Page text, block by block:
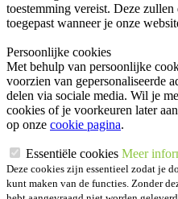
toestemming vereist. Deze
toegepast wanneer je onze
Persoonlijke cookies
Met behulp van persoonlijke
voorzien van gepersonaliseerde
delen via sociale media. Wil je
cookies of je voorkeuren later
op onze cookie pagina.
Essentiële cookies Meer
Deze cookies zijn essentieel zodat je
kunt maken van de functies. Zonder